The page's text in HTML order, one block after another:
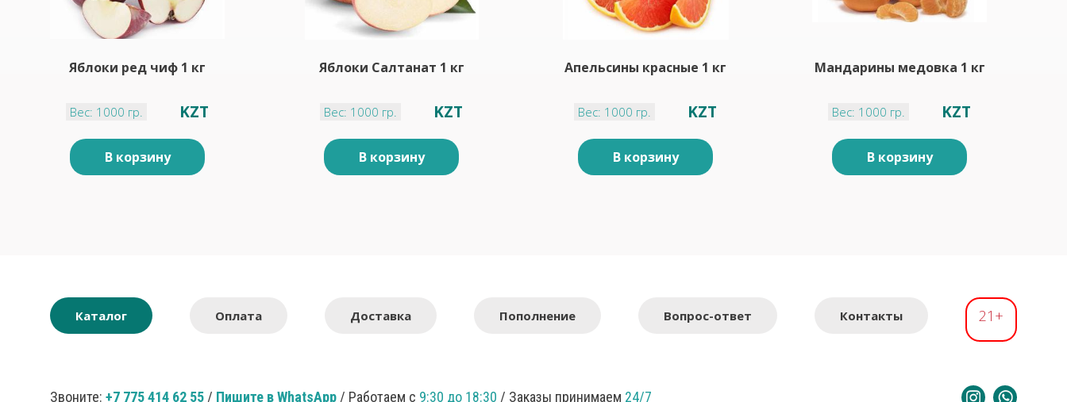
Яблоки ред чиф 1 кг
Вес: 1000 гр. KZT
В корзину
Яблоки Салтанат 1 кг
Вес: 1000 гр. KZT
В корзину
Апельсины красные 1 кг
Вес: 1000 гр. KZT
В корзину
Мандарины медовка 1 кг
Вес: 1000 гр. KZT
В корзину
Каталог Оплата Доставка Пополнение Вопрос-ответ Контакты 21+
Звоните: +7 775 414 62 55 / Пишите в WhatsApp / Работаем с 9:30 до 18:30 / Заказы принимаем 24/7